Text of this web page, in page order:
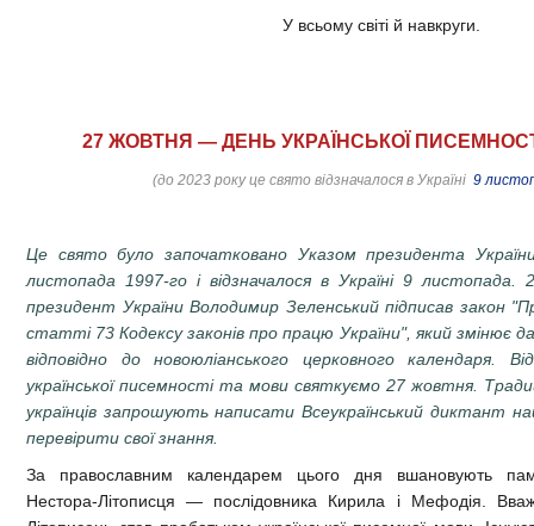
У всьому світі й навкруги.
27 ЖОВТНЯ — ДЕНЬ УКРАЇНСЬКОЇ
(до 2023 року це свято відзначалося в Україні 9
Це свято було започатковано Указом президента
листопада 1997-го і відзначалося в Україні 9 листопада.
президент України Володимир Зеленський підписав закон
статті 73 Кодексу законів про працю України", який змінює
відповідно до новоюліанського церковного календаря.
української писемності та мови святкуємо 27 жовтня.
українців запрошують написати Всеукраїнський диктант
перевірити свої знання.
За православним календарем цього дня вшановують
Нестора-Літописця — послідовника Кирила і Мефодія.